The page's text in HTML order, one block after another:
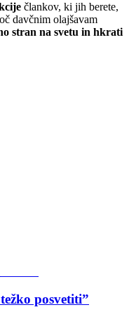
člankov, ki jih berete,
davčnim olajšavam
stran na svetu in hkrati
posvetiti”